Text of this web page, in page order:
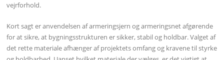
vejrforhold.
Kort sagt er anvendelsen af armeringsjern og armeringsnet afgørende
for at sikre, at bygningsstrukturen er sikker, stabil og holdbar. Valget af
det rette materiale afhænger af projektets omfang og kravene til styrke